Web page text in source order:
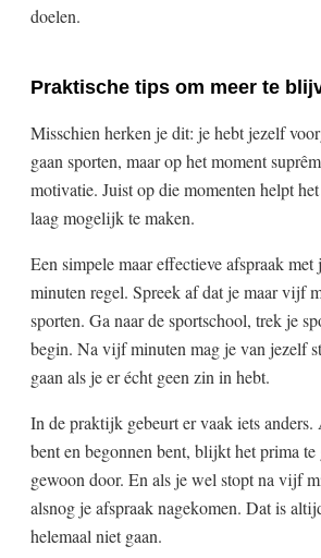
doelen.
Praktische tips om meer te
Misschien herken je dit: je hebt jezelf
gaan sporten, maar op het moment
motivatie. Juist op die momenten helpt
laag mogelijk te maken.
Een simpele maar effectieve afspraak
minuten regel. Spreek af dat je maar vijf
sporten. Ga naar de sportschool, trek je
begin. Na vijf minuten mag je van jezelf
gaan als je er écht geen zin in hebt.
In de praktijk gebeurt er vaak iets anders.
bent en begonnen bent, blijkt het prima te
gewoon door. En als je wel stopt na vijf
alsnog je afspraak nagekomen. Dat is
helemaal niet gaan.